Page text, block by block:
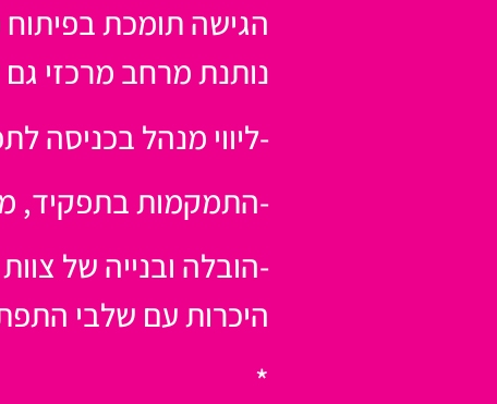
הגישה תומכת
נותנת מרחב מרכזי
-ליווי מנהל בכניסה
-התמקמות בתפקיד,
-הובלה ובנייה של
היכרות עם שלבי
*